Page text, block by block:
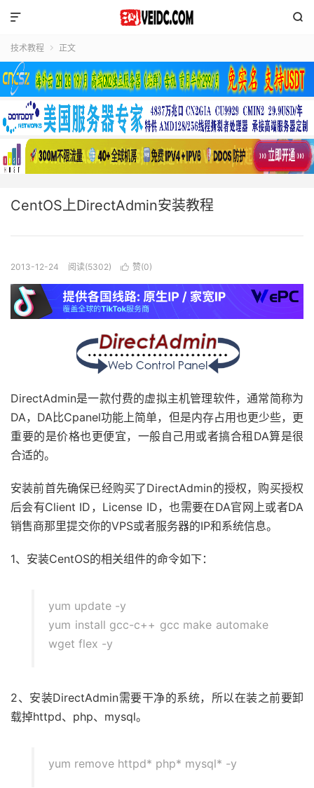


技术教程  正文
CentOS上DirectAdmin安装教程
2013-12-24 阅读(5302)  赞(0)
DirectAdmin是一款付费的虚拟主机管理软件，通常简称为
DA，DA比Cpanel功能上简单，但是内存占用也更少些，更
重要的是价格也更便宜，一般自己用或者搞合租DA算是很
合适的。
安装前首先确保已经购买了DirectAdmin的授权，购买授权
后会有Client ID，License ID，也需要在DA官网上或者DA
销售商那里提交你的VPS或者服务器的IP和系统信息。
1、安装CentOS的相关组件的命令如下：
yum update -y
yum install gcc-c++ gcc make automake
wget flex -y
2、安装DirectAdmin需要干净的系统，所以在装之前要卸
载掉httpd、php、mysql。
yum remove httpd* php* mysql* -y